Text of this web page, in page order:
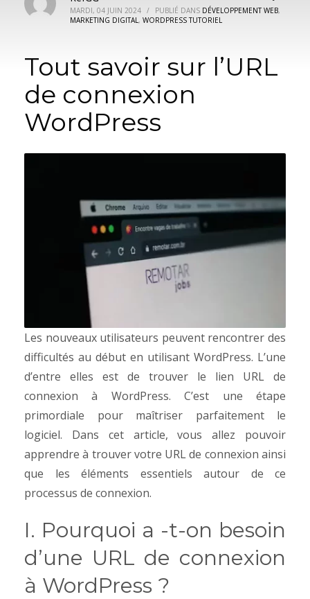
MARDI, 04 JUIN 2024 / PUBLIÉ DANS DÉVELOPPEMENT WEB,
MARKETING DIGITAL, WORDPRESS TUTORIEL
Tout savoir sur l’URL
de connexion
WordPress
Les nouveaux utilisateurs peuvent rencontrer des
difficultés au début en utilisant WordPress. L’une
d’entre elles est de trouver le lien URL de
connexion à WordPress. C’est une étape
primordiale pour maîtriser parfaitement le
logiciel. Dans cet article, vous allez pouvoir
apprendre à trouver votre URL de connexion ainsi
que les éléments essentiels autour de ce
processus de connexion.
I. Pourquoi a -t-on besoin
d’une URL de connexion
à WordPress ?